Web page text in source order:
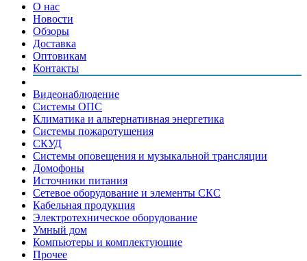
О нас
Новости
Обзоры
Доставка
Оптовикам
Контакты
Видеонаблюдение
Системы ОПС
Климатика и альтернативная энергетика
Системы пожаротушения
СКУД
Системы оповещения и музыкальной трансляции
Домофоны
Источники питания
Сетевое оборудование и элементы СКС
Кабельная продукция
Электротехническое оборудование
Умный дом
Компьютеры и комплектующие
Прочее